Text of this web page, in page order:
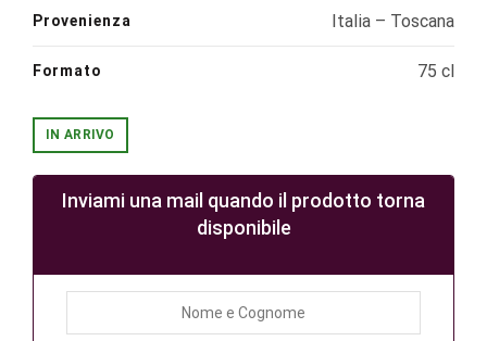
Provenienza Italia – Toscana
Formato 75 cl
IN ARRIVO
Inviami una mail quando il prodotto torna
disponibile